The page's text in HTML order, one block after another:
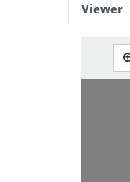
Viewer